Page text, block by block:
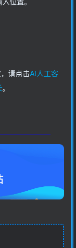
请点击AI人工客
。